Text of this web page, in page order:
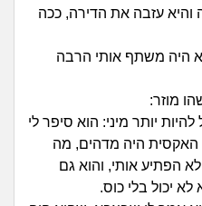
זוגיות
היריון ולידה
הורות ומשפחה
מתבגרים
מהבקו"ם... ועד מתי?!
חיפוש שאלות
הרשמה | התחברות
עזבה את הדירה, ככה
היה משתף אותי הרבה
מוזר:
יותר מיני: הוא סיפר לי
האקסית היה מדהים, מה
הפתיע אותי, והוא גם
יכול בלי כוס.